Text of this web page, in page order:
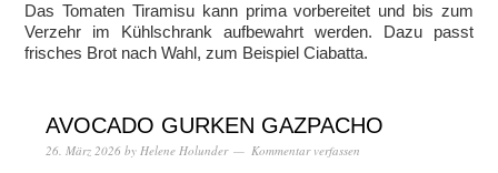
Das Tomaten Tiramisu kann prima vorbereitet und bis zum
Verzehr im Kühlschrank aufbewahrt werden. Dazu passt
frisches Brot nach Wahl, zum Beispiel Ciabatta.
AVOCADO GURKEN GAZPACHO
26. März 2026 by Helene Holunder Kommentar verfassen